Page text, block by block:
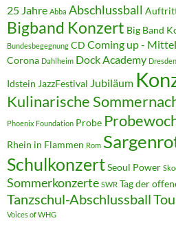
25 Jahre Abba Abschlussball
Bigband Konzert Big Band
Bundesbegegnung CD Coming up -
Corona Dahlheim Dock Academy Dresden
Idstein JazzFestival Jubiläum
Kulinarische
Phoenix Foundation Probe
Rhein in Flammen Rom
SchulkonzertSeoul Power
Sommerkonzerte SWR Tag der
Tanzschul-Abschlussball
Voices of WHG